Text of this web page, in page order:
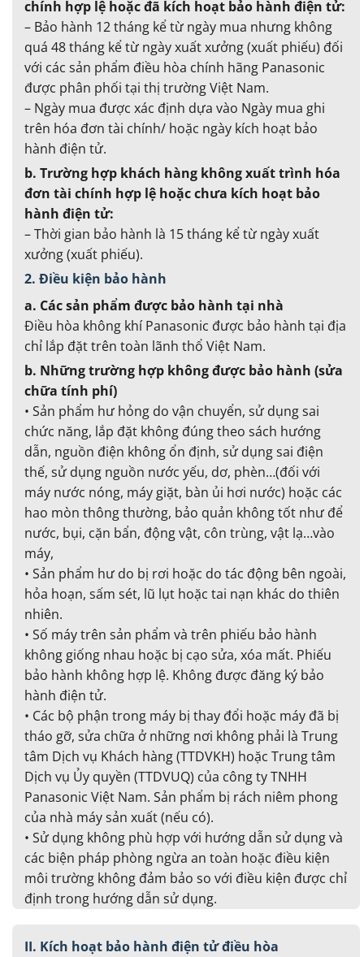
chính hợp lệ hoặc đã kích hoạt bảo hành điện tử:
– Bảo hành 12 tháng kể từ ngày mua nhưng không
quá 48 tháng kể từ ngày xuất xưởng (xuất phiếu) đối
với các sản phẩm điều hòa chính hãng Panasonic
được phân phối tại thị trường Việt Nam.
– Ngày mua được xác định dựa vào Ngày mua ghi
trên hóa đơn tài chính/ hoặc ngày kích hoạt bảo
hành điện tử.
b. Trường hợp khách hàng không xuất trình hóa
đơn tài chính hợp lệ hoặc chưa kích hoạt bảo
hành điện tử:
– Thời gian bảo hành là 15 tháng kể từ ngày xuất
xưởng (xuất phiếu).
2. Điều kiện bảo hành
a. Các sản phẩm được bảo hành tại nhà
Điều hòa không khí Panasonic được bảo hành tại địa
chỉ lắp đặt trên toàn lãnh thổ Việt Nam.
b. Những trường hợp không được bảo hành (sửa
chữa tính phí)
• Sản phẩm hư hỏng do vận chuyển, sử dụng sai
chức năng, lắp đặt không đúng theo sách hướng
dẫn, nguồn điện không ổn định, sử dụng sai điện
thế, sử dụng nguồn nước yếu, dơ, phèn…(đối với
máy nước nóng, máy giặt, bàn ủi hơi nước) hoặc các
hao mòn thông thường, bảo quản không tốt như để
nước, bụi, cặn bẩn, động vật, côn trùng, vật lạ…vào
máy,
• Sản phẩm hư do bị rơi hoặc do tác động bên ngoài,
hỏa hoạn, sấm sét, lũ lụt hoặc tai nạn khác do thiên
nhiên.
• Số máy trên sản phẩm và trên phiếu bảo hành
không giống nhau hoặc bị cạo sửa, xóa mất. Phiếu
bảo hành không hợp lệ. Không được đăng ký bảo
hành điện tử.
• Các bộ phận trong máy bị thay đổi hoặc máy đã bị
tháo gỡ, sửa chữa ở những nơi không phải là Trung
tâm Dịch vụ Khách hàng (TTDVKH) hoặc Trung tâm
Dịch vụ Ủy quyền (TTDVUQ) của công ty TNHH
Panasonic Việt Nam. Sản phẩm bị rách niêm phong
của nhà máy sản xuất (nếu có).
• Sử dụng không phù hợp với hướng dẫn sử dụng và
các biện pháp phòng ngừa an toàn hoặc điều kiện
môi trường không đảm bảo so với điều kiện được chỉ
định trong hướng dẫn sử dụng.
II. Kích hoạt bảo hành điện tử điều hòa